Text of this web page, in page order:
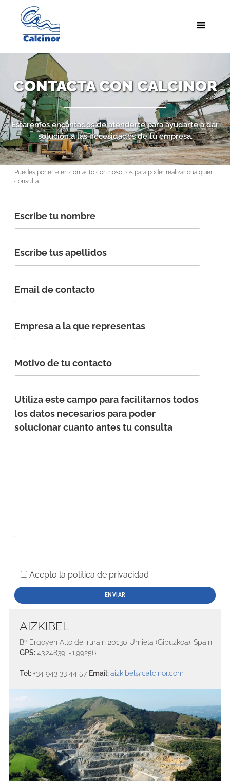
CONTACTA CON CALCINOR
Estaremos encantados de atenderte para ayudarte a dar
solución a las necesidades de tu empresa.
Puedes ponerte en contacto con nosotros para poder realizar cualquier
consulta.
Acepto la politica de privacidad
AIZKIBEL
Bº Ergoyen Alto de Irurain 20130 Urnieta (Gipuzkoa). Spain
GPS:43.24839, -1.99256
Tel:+34 943 33 44 57 Email:aizkibel@calcinor.com